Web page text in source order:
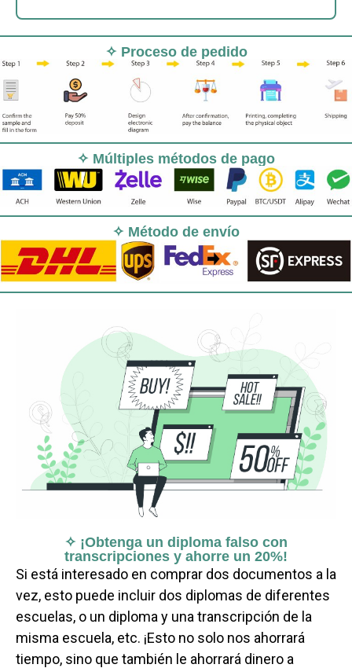
✧ Proceso de pedido
✧ Múltiples métodos de pago
✧ Método de envío
✧ ¡Obtenga un diploma falso con
transcripciones y ahorre un 20%!
Si está interesado en comprar dos documentos a la
vez, esto puede incluir dos diplomas de diferentes
escuelas, o un diploma y una transcripción de la
misma escuela, etc. ¡Esto no solo nos ahorrará
tiempo, sino que también le ahorrará dinero a